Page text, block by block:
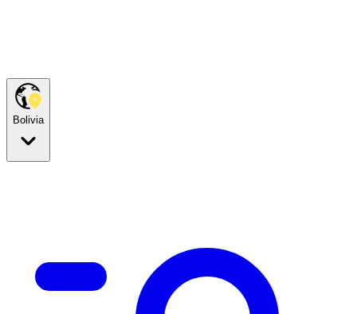
Bolivia